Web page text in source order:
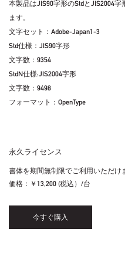
本製品はJIS90字形のStdとJIS2004
ます。
文字セット：Adobe-Japan1-3
Std仕様：JIS90字形
文字数：9354
StdN仕様:JIS2004字形
文字数：9498
フォーマット：OpenType
永久ライセンス
書体を期間無制限でご利用いただけ
価格：
￥13,200 (税込）/台
今すぐ購入